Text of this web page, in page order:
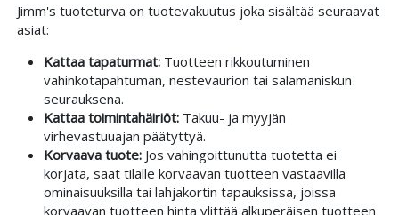
Jimm's tuoteturva on tuotevakuutus joka sisältää seuraavat
asiat:
Kattaa tapaturmat:Tuotteen rikkoutuminen
vahinkotapahtuman, nestevaurion tai salamaniskun
seurauksena.
Kattaa toimintahäiriöt:Takuu- ja myyjän
virhevastuuajan päätyttyä.
Korvaava tuote:Jos vahingoittunutta tuotetta ei
korjata, saat tilalle korvaavan tuotteen vastaavilla
ominaisuuksilla tai lahjakortin tapauksissa, joissa
korvaavan tuotteen hinta ylittää alkuperäisen tuotteen